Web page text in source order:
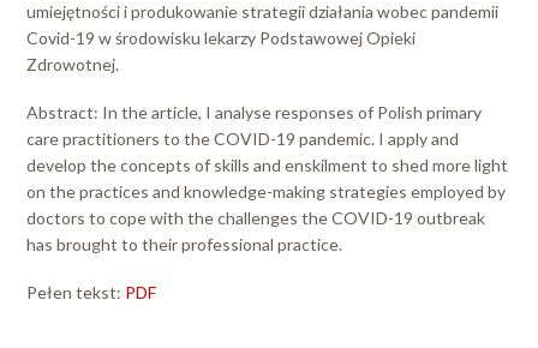
umiejętności i produkowanie strategii działania wobec pandemii
Covid-19 w środowisku lekarzy Podstawowej Opieki
Zdrowotnej.
Abstract: In the article, I analyse responses of Polish primary
care practitioners to the COVID-19 pandemic. I apply and
develop the concepts of skills and enskilment to shed more light
on the practices and knowledge-making strategies employed by
doctors to cope with the challenges the COVID-19 outbreak
has brought to their professional practice.
Pełen tekst: PDF